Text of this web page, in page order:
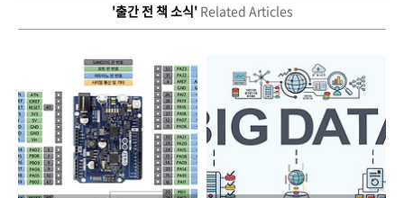
'출간 전 책 소식'Related Articles